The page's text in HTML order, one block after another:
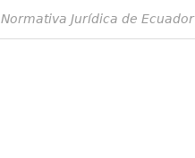
Normativa Jurídica de Ecuador